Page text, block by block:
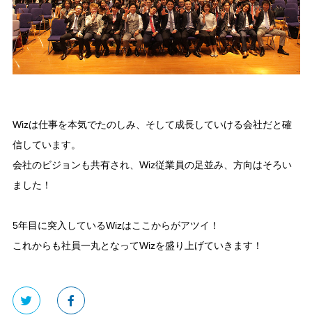
Wizは仕事を本気でたのしみ、そして成長していける会社だと確
信しています。
会社のビジョンも共有され、Wiz従業員の足並み、方向はそろい
ました！
5年目に突入しているWizはここからがアツイ！
これからも社員一丸となってWizを盛り上げていきます！